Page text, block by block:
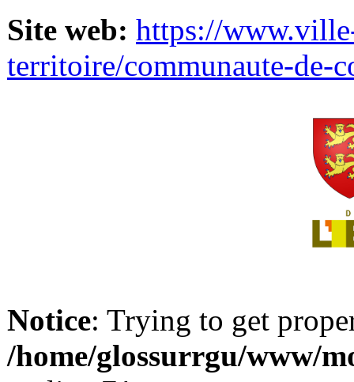
Site web: https://
territoire/communaute-de-
Notice: Trying to get
/home/glossurrgu/www/